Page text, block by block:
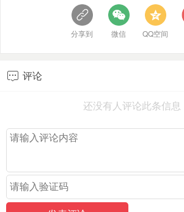
分享到 微信 QQ空间
 评论
还没有人评论此条信息